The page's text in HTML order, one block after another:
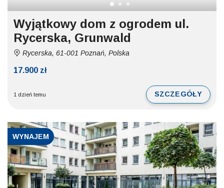
Wyjątkowy dom z ogrodem ul.
Rycerska, Grunwald
Rycerska, 61-001 Poznań, Polska
17.900 zł
1 dzień temu SZCZEGÓŁY
WYNAJEM